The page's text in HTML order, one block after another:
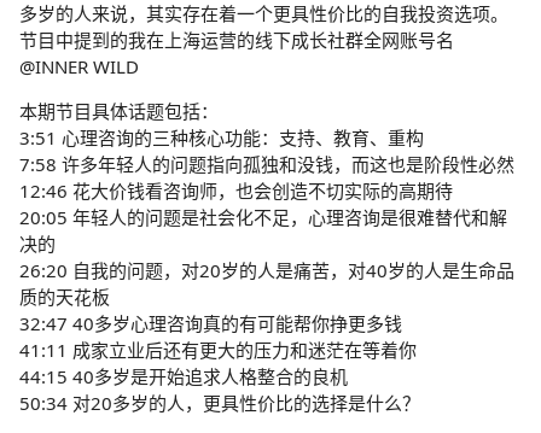
多岁的人来说，其实存在着一个更具性价比的自我投资选项。
节目中提到的我在上海运营的线下成长社群全网账号名
@INNER WILD
本期节目具体话题包括：
3:51 心理咨询的三种核心功能：支持、教育、重构
7:58 许多年轻人的问题指向孤独和没钱，而这也是阶段性必然
12:46 花大价钱看咨询师，也会创造不切实际的高期待
20:05 年轻人的问题是社会化不足，心理咨询是很难替代和解
决的
26:20 自我的问题，对20岁的人是痛苦，对40岁的人是生命品
质的天花板
32:47 40多岁心理咨询真的有可能帮你挣更多钱
41:11 成家立业后还有更大的压力和迷茫在等着你
44:15 40多岁是开始追求人格整合的良机
50:34 对20多岁的人，更具性价比的选择是什么？